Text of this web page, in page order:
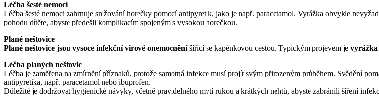
Léčba šesté nemoci
Léčba šesté nemoci zahrnuje snižování horečky pomocí antipyretik, jako je např. paracetamol. Vyrážka obvykle
pohodu dítěte, abyste předešli komplikacím spojeným s vysokou horečkou.
Plané neštovice
Plané neštovice jsou vysoce infekční virové onemocněníšířící se kapénkovou cestou. Typickým projevem je vyrážka
Léčba planých neštovic
Léčba je zaměřena na zmírnění příznaků, protože samotná infekce musí projít svým přirozeným průběhem. Svědění
antipyretika, např. paracetamol nebo ibuprofen.
Důležité je dodržovat hygienické návyky, včetně pravidelného mytí rukou a krátkých nehtů, abyste zabránili šíření